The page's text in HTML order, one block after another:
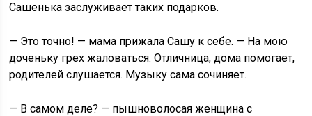
Сашенька заслуживает таких подарков.
— Это точно! — мама прижала Сашу к себе. — На мою
доченьку грех жаловаться. Отличница, дома помогает,
родителей слушается. Музыку сама сочиняет.
— В самом деле? — пышноволосая женщина с